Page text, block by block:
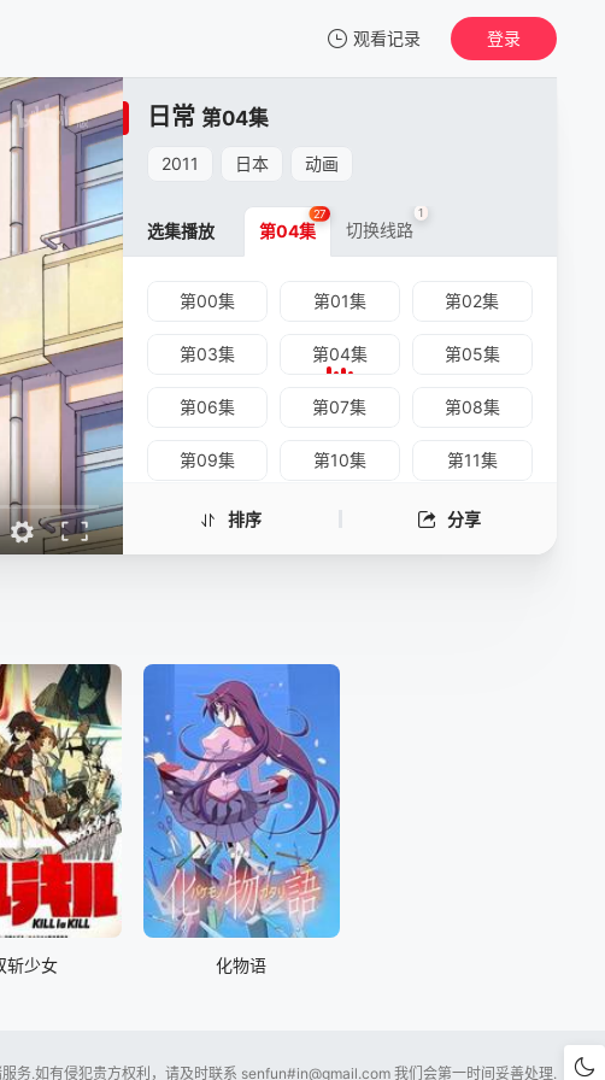
观看记录
我的观影记录
登录
日常 第04集
2011 日本 动画
排序 分享
选集播放 第04集
27
切换线路
1
第00集 第01集 第02集
第03集 第04集 第05集
第06集 第07集 第08集
第09集 第10集 第11集
第12集 第14集
第22集
第24集 第25集
斩少女 化物语
务.如有侵犯贵方权利，请及时联系 senfun#in@gmail.com 我们会第一时间妥善处理.